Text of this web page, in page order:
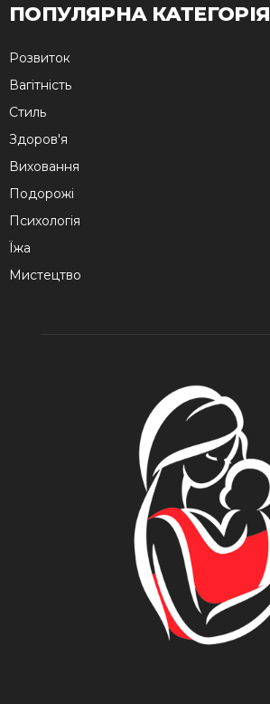
ПОПУЛЯРНА КАТЕГОРІЯ
Розвиток
Вагітність
Стиль
Здоров'я
Виховання
Подорожі
Психологія
Їжа
Мистецтво